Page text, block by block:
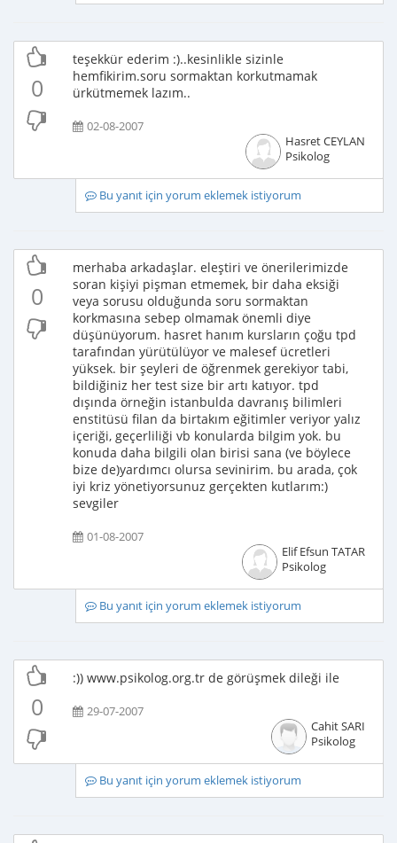
0
teşekkür ederim :)..kesinlikle sizinle
hemfikirim.soru sormaktan korkutmamak
ürkütmemek lazım..
02-08-2007
Hasret CEYLAN
Psikolog
Bu yanıt için yorum eklemek istiyorum
0
merhaba arkadaşlar. eleştiri ve önerilerimizde
soran kişiyi pişman etmemek, bir daha eksiği
veya sorusu olduğunda soru sormaktan
korkmasına sebep olmamak önemli diye
düşünüyorum. hasret hanım kursların çoğu tpd
tarafından yürütülüyor ve malesef ücretleri
yüksek. bir şeyleri de öğrenmek gerekiyor tabi,
bildiğiniz her test size bir artı katıyor. tpd
dışında örneğin istanbulda davranış bilimleri
enstitüsü filan da birtakım eğitimler veriyor yalız
içeriği, geçerliliği vb konularda bilgim yok. bu
konuda daha bilgili olan birisi sana (ve böylece
bize de)yardımcı olursa sevinirim. bu arada, çok
iyi kriz yönetiyorsunuz gerçekten kutlarım:)
sevgiler
01-08-2007
Elif Efsun TATAR
Psikolog
Bu yanıt için yorum eklemek istiyorum
0
:)) www.psikolog.org.tr de görüşmek dileği ile
29-07-2007
Cahit SARI
Psikolog
Bu yanıt için yorum eklemek istiyorum